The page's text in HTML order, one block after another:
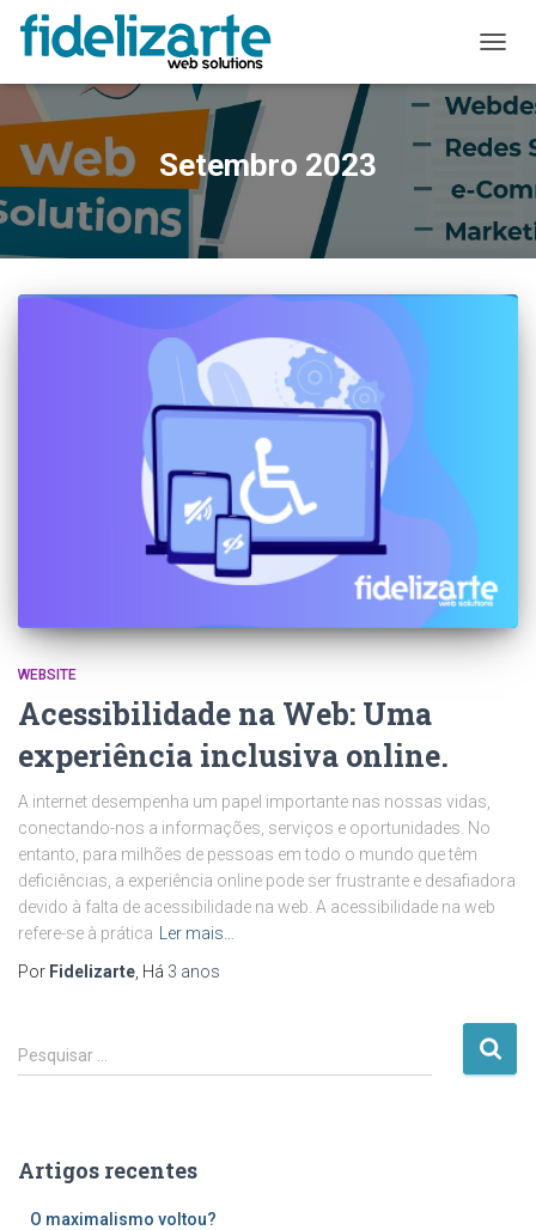
A
Setembro 2023
WEBSITE
Acessibilidade na Web: Uma
experiência inclusiva online.
A internet desempenha um papel importante nas nossas vidas,
conectando-nos a informações, serviços e oportunidades. No
entanto, para milhões de pessoas em todo o mundo que têm
deficiências, a experiência online pode ser frustrante e desafiadora
devido à falta de acessibilidade na web. A acessibilidade na web
refere-se à prática
Ler mais…
Por Fidelizarte , Há 3 anos
P
e
i
Pesquisar …
Artigos recentes
O maximalismo voltou?